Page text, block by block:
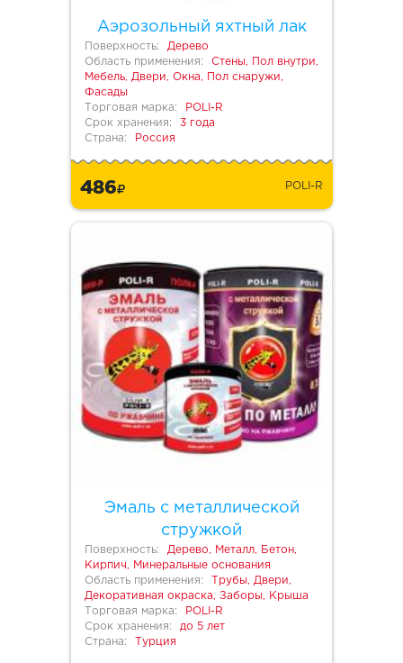
Аэрозольный яхтный лак
Поверхность:
Дерево
Область применения:
Стены, Пол внутри,
Мебель, Двери, Окна, Пол снаружи,
Фасады
Торговая марка:
POLI-R
Срок хранения:
3 года
Страна:
Россия
486 POLI-R
Эмаль с металлической
стружкой
Поверхность:
Дерево, Металл, Бетон,
Кирпич, Минеральные основания
Область применения:
Трубы, Двери,
Декоративная окраска, Заборы, Крыша
Торговая марка:
POLI-R
Срок хранения:
до 5 лет
Страна:
Турция